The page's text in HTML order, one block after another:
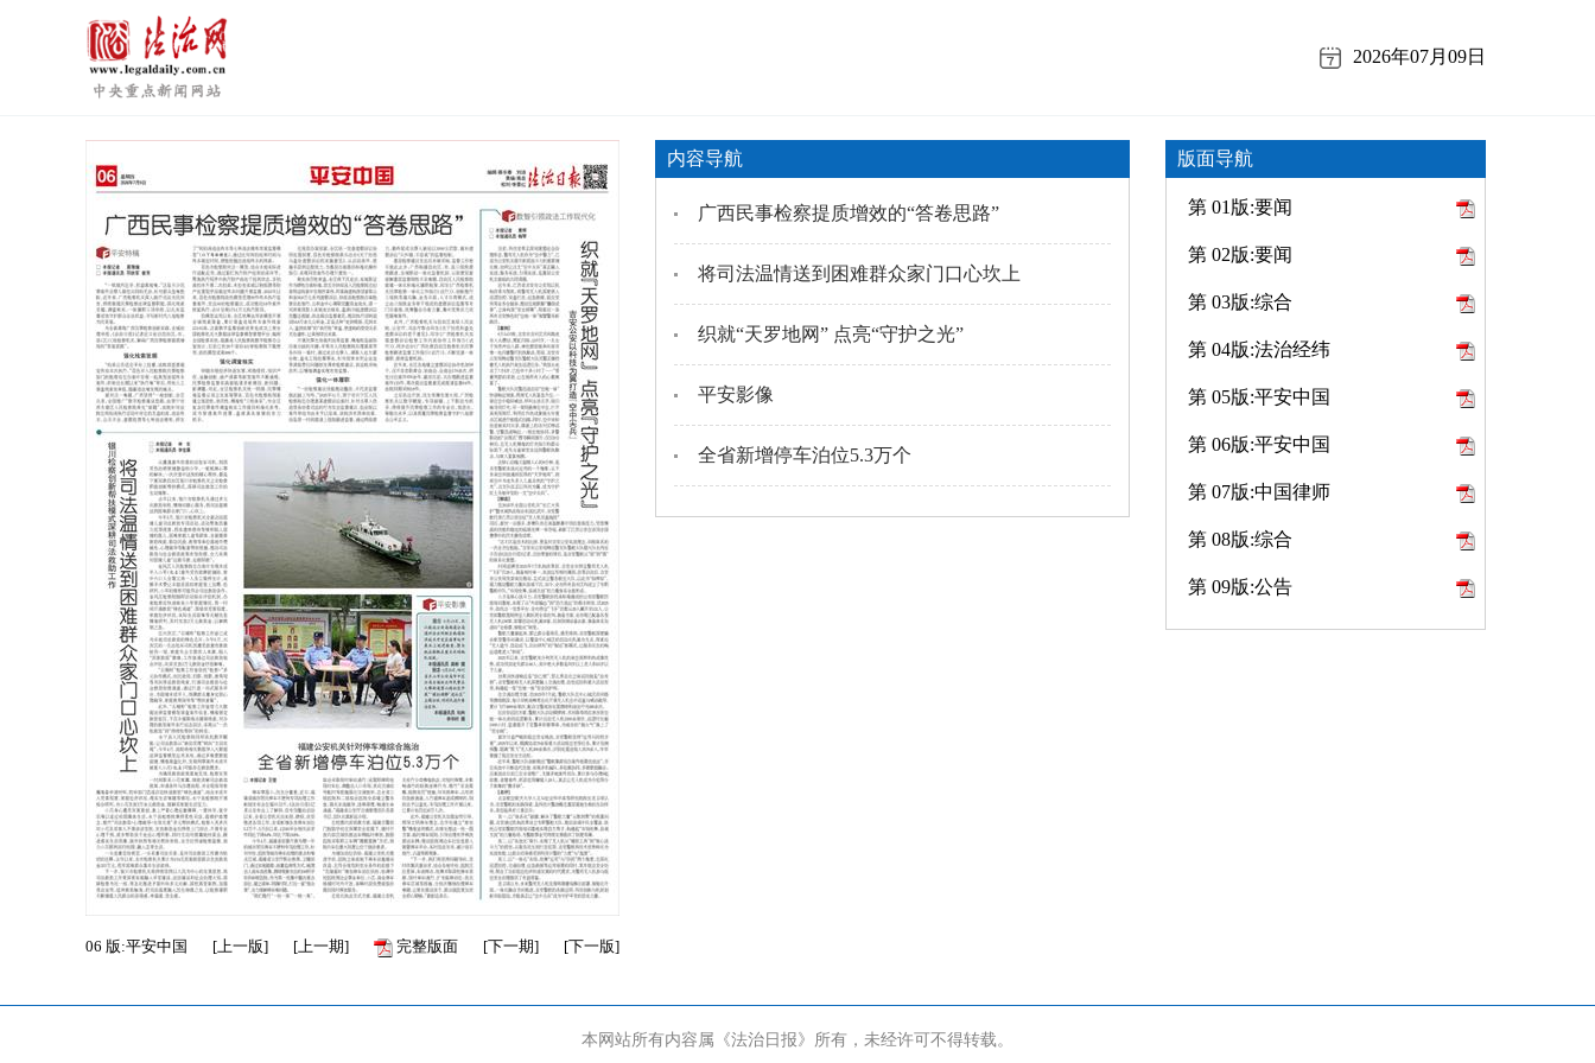
2026年07月09日
06 版:平安中国 [上一版] [上一期] 完整版面 [下一期] [下一版]
内容导航
广西民事检察提质增效的“答卷思路”
将司法温情送到困难群众家门口心坎上
织就“天罗地网” 点亮“守护之光”
平安影像
全省新增停车泊位5.3万个
版面导航
第 01版:要闻
第 02版:要闻
第 03版:综合
第 04版:法治经纬
第 05版:平安中国
第 06版:平安中国
第 07版:中国律师
第 08版:综合
第 09版:公告
本网站所有内容属《法治日报》所有，未经许可不得转载。